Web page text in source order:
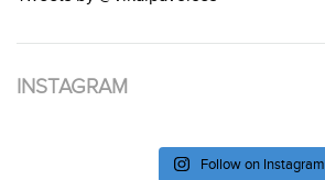
INSTAGRAM
Follow on Instagram